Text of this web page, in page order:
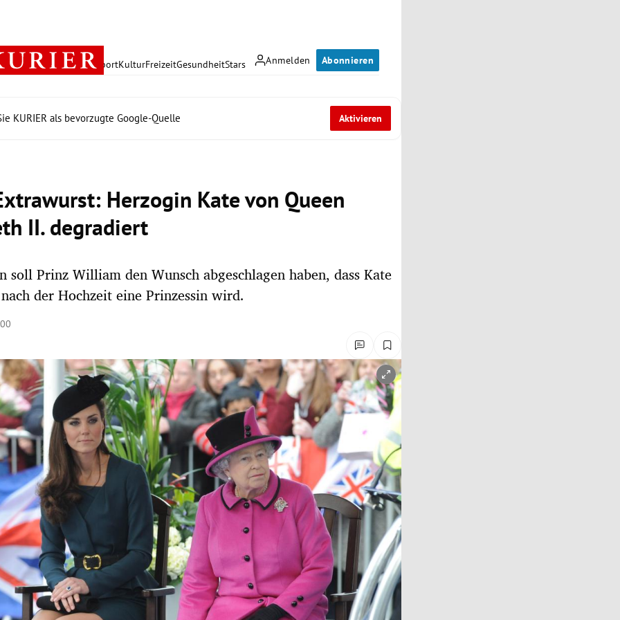
Anmelden Abonnieren
PolitikWirtschaft SportKulturFreizeitGesundheitStars
KURIER als bevorzugte Google-Quelle Aktivieren
Herzogin Kate von Queen
II. degradiert
soll Prinz William den Wunsch abgeschlagen haben, dass Kate
der Hochzeit eine Prinzessin wird.
öffnen/schließen